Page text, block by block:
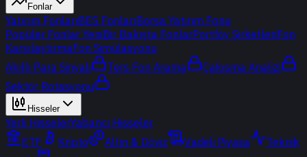
Fonlar
Yatırım FonlarıBES FonlarıBorsa Yatırım Fonu
Popüler Fonlar YeniBir Bakışta FonlarPortföy ŞirketleriFon
KarşılaştırmaFon Simülasyonu
Akıllı Para Sinyali
Ters Fon Arama
Çakışma Analizi
Sektör Rotasyonu
Hisseler
Yerli HisselerYabancı Hisseler
ETF
Kripto Altın & Döviz Vadeli Piyasa
Teknik